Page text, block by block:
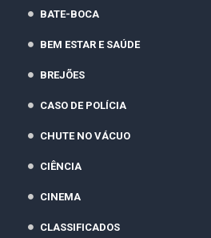
BATE-BOCA
BEM ESTAR E SAÚDE
BREJÕES
CASO DE POLÍCIA
CHUTE NO VÁCUO
CIÊNCIA
CINEMA
CLASSIFICADOS